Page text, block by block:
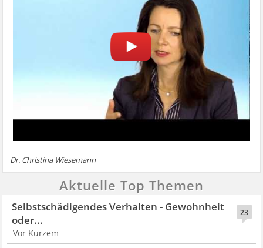
Dr. Christina Wiesemann
Aktuelle Top Themen
23
Selbstschädigendes Verhalten - Gewohnheit
oder...
Vor Kurzem